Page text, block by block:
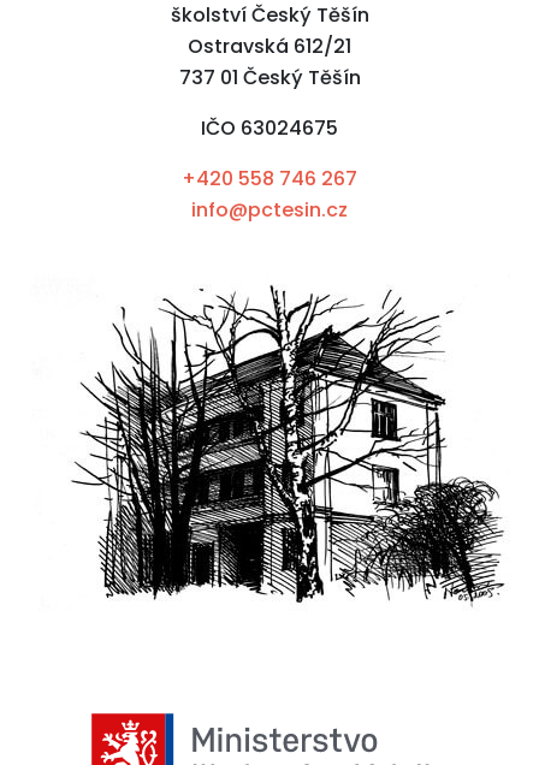
školství Český Těšín
Ostravská 612/21
737 01 Český Těšín
IČO 63024675
+420 558 746 267
info@pctesin.cz